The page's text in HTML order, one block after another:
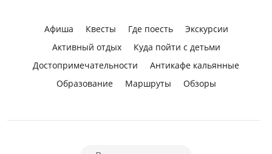
Афиша Квесты Где поесть
Экскурсии
Активный отдых
Куда пойти с детьми
Достопримечательности
Антикафе кальянные
Образование
Маршруты Обзоры